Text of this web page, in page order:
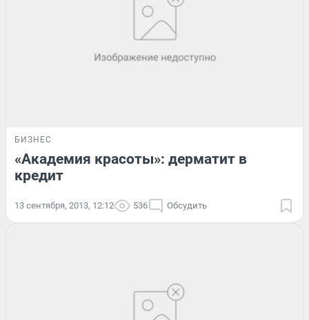
БИЗНЕС
«Академия красоты»: дерматит в
кредит
13 сентября, 2013, 12:12 536 Обсудить